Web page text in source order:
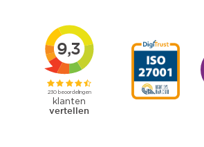
Action
Primair
menu